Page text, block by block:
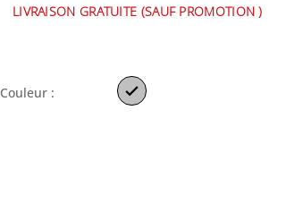
LIVRAISON GRATUITE (SAUF PROMOTION )
Couleur : 